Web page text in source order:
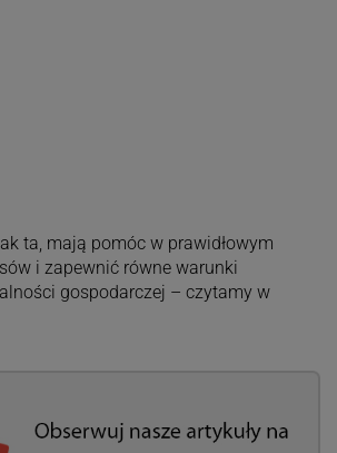
ta, mają pomóc w prawidłowym
i zapewnić równe warunki
gospodarczej – czytamy w